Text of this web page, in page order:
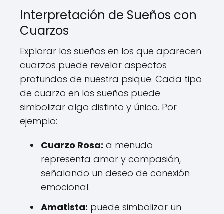
Interpretación de Sueños con
Cuarzos
Explorar los sueños en los que aparecen
cuarzos puede revelar aspectos
profundos de nuestra psique. Cada tipo
de cuarzo en los sueños puede
simbolizar algo distinto y único. Por
ejemplo:
Cuarzo Rosa: a menudo
representa amor y compasión,
señalando un deseo de conexión
emocional.
Amatista: puede simbolizar un